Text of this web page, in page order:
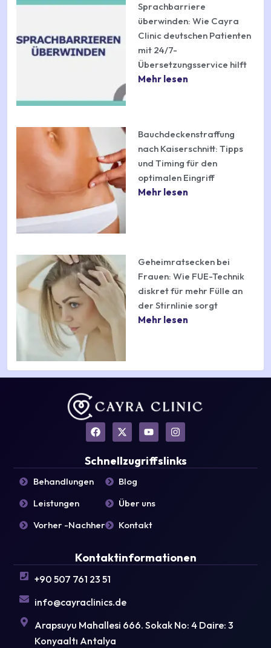
Sprachbarriere
überwinden: Wie Cayra
Clinic deutschen Patienten
mit 24/7-
Übersetzungsservice hilft
Mehr lesen
Bauchdeckenstraffung
nach Kaiserschnitt: Tipps
und Timing für den
optimalen Eingriff
Mehr lesen
Geheimratsecken bei
Frauen: Wie FUE-Technik
diskret für mehr Fülle an
der Stirnlinie sorgt
Mehr lesen
F
a
e
b
X
-
w
i
t
r
Y
o
t
u
I
n
t
a
Schnellzugriffslinks
Behandlungen
Leistungen
Vorher -Nachher
Blog
Über uns
Kontakt
Kontaktinformationen
+90 507 761 23 51
info@cayraclinics.de
Arapsuyu Mahallesi 666. Sokak No: 4 Daire: 3
Konyaaltı Antalya